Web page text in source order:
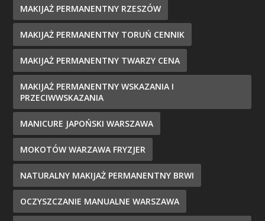
MAKIJAŻ PERMANENTNY RZESZÓW
MAKIJAŻ PERMANENTNY TORUŃ CENNIK
MAKIJAŻ PERMANENTNY TWARZY CENA
MAKIJAŻ PERMANENTNY WSKAZANIA I
PRZECIWWSKAZANIA
MANICURE JAPOŃSKI WARSZAWA
MOKOTÓW WARZAWA FRYZJER
NATURALNY MAKIJAŻ PERMANENTNY BRWI
OCZYSZCZANIE MANUALNE WARSZAWA